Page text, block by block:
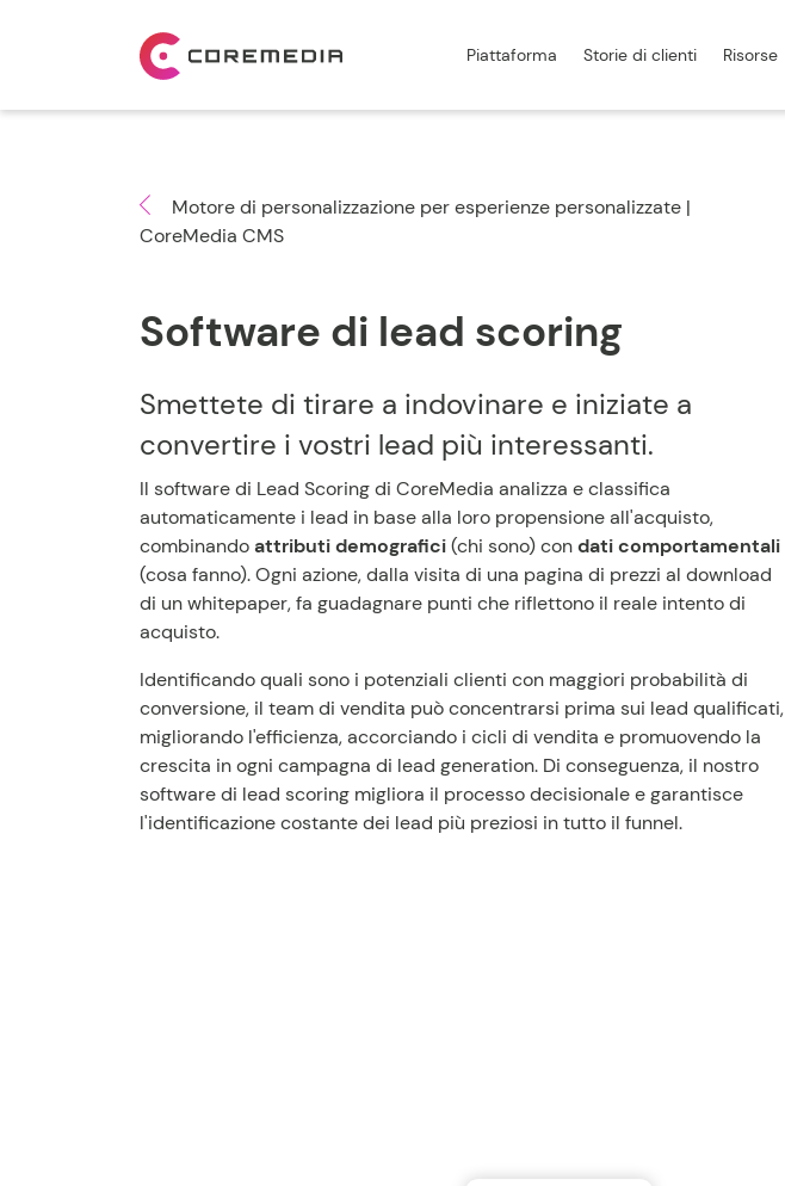
Piattaforma Storie di clienti Risorse
Motore di personalizzazione per esperienze personalizzate |
CoreMedia CMS
Software di lead scoring
Smettete di tirare a indovinare e iniziate a
convertire i vostri lead più interessanti.
Il software di Lead Scoring di CoreMedia analizza e classifica
automaticamente i lead in base alla loro propensione all'acquisto,
combinandoattributi demografici(chi sono) condati comportamentali
(cosa fanno). Ogni azione, dalla visita di una pagina di prezzi al download
di un whitepaper, fa guadagnare punti che riflettono il reale intento di
acquisto.
Identificando quali sono i potenziali clienti con maggiori probabilità di
conversione, il team di vendita può concentrarsi prima sui lead qualificati,
migliorando l'efficienza, accorciando i cicli di vendita e promuovendo la
crescita in ogni campagna di lead generation. Di conseguenza, il nostro
software di lead scoring migliora il processo decisionale e garantisce
l'identificazione costante dei lead più preziosi in tutto il funnel.